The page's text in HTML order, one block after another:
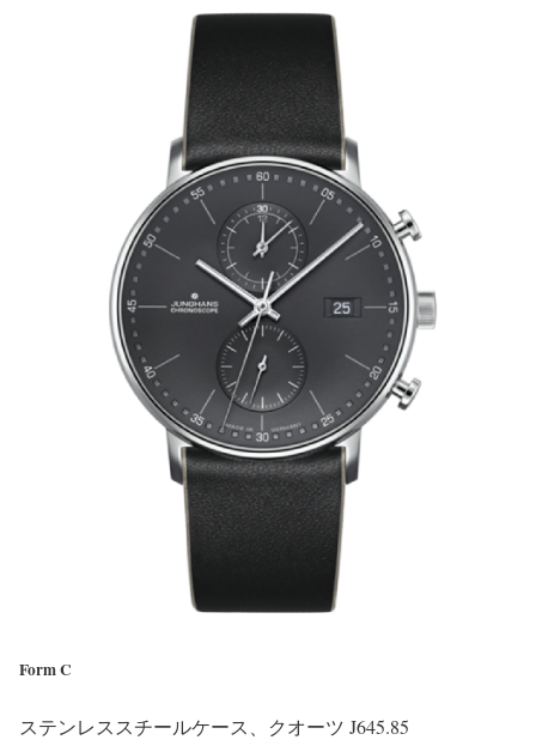
Form C
ステンレススチールケース、クオーツ J645.85